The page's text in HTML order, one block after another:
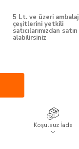
5 Lt. ve üzeri ambalaj
çeşitlerini yetkili
satıcılarımızdan satın
alabilirsiniz
Koşulsuz İade